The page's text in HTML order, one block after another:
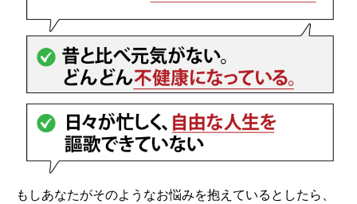
もしあなたがそのようなお悩みを抱えているとしたら、